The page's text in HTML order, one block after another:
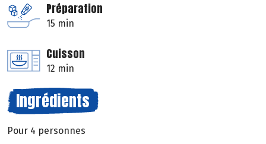
Préparation
15 min
Cuisson
12 min
Ingrédients
Pour 4 personnes